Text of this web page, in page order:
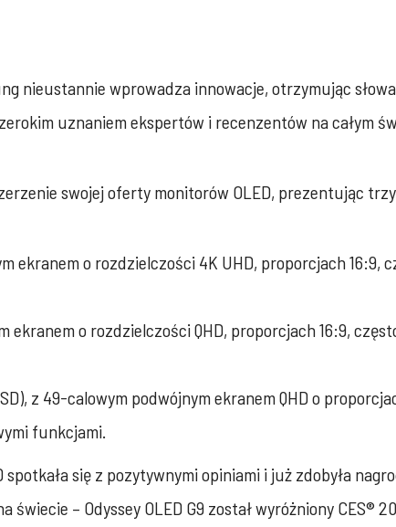
nieustannie wprowadza innowacje, otrzymując
uznaniem ekspertów i recenzentów na całym
swojej oferty monitorów OLED, prezentując
ekranem o rozdzielczości 4K UHD, proporcjach
ekranem o rozdzielczości QHD, proporcjach 16:9,
z 49-calowym podwójnym ekranem QHD o
funkcjami.
się z pozytywnymi opiniami i już zdobyła
– Odyssey OLED G9 został wyróżniony CES®